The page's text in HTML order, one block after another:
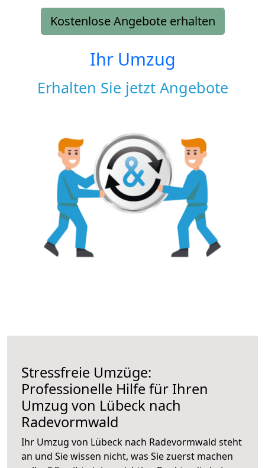
Kostenlose Angebote erhalten
Ihr Umzug
Erhalten Sie jetzt Angebote
Stressfreie Umzüge:
Professionelle Hilfe für Ihren
Umzug von Lübeck nach
Radevormwald
Ihr Umzug von Lübeck nach Radevormwald steht
an und Sie wissen nicht, was Sie zuerst machen